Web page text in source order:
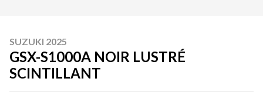
SUZUKI 2025
GSX-S1000A NOIR LUSTRÉ
SCINTILLANT